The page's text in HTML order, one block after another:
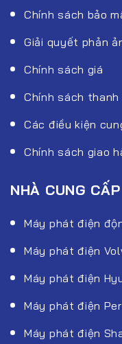
Chính sách bảo
Giải quyết phản
Chính sách giá
Chính sách
Các điều kiện
Chính sách giao
NHÀ CUNG CẤP
Máy phát điện
Máy phát điện
Máy phát điện
Máy phát điện
Máy phát điện